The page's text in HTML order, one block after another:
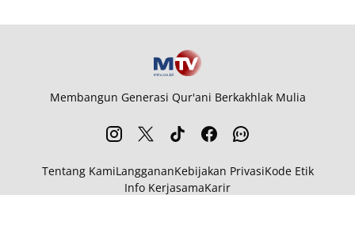
Membangun Generasi Qur'ani Berkakhlak Mulia
Tentang KamiLanggananKebijakan PrivasiKode Etik
Info KerjasamaKarir